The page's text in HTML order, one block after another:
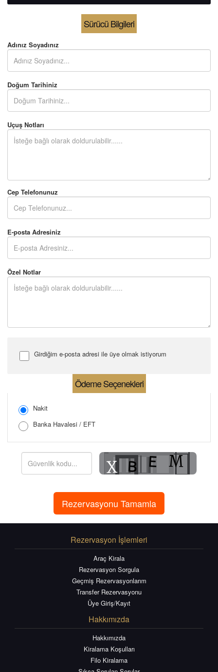
Sürücü Bilgileri
Adınız Soyadınız
Doğum Tarihiniz
Uçuş Notları
Cep Telefonunuz
E-posta Adresiniz
Özel Notlar
Girdiğim e-posta adresi ile üye olmak istiyorum
Şifreyi Tekrar Girin
Ödeme Seçenekleri
Nakit
Banka Havalesi / EFT
Rezervasyon İşlemleri
Araç Kirala
Rezervasyon Sorgula
Geçmiş Rezervasyonlarım
Transfer Rezervasyonu
Üye Giriş/Kayıt
Hakkımızda
Hakkımızda
Kiralama Koşulları
Filo Kiralama